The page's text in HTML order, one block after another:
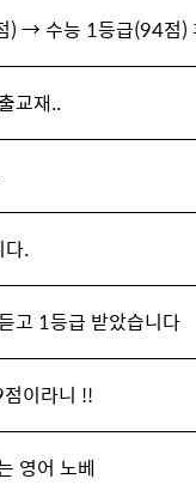
) → 수능 1등급(94점)
교재..
다.
고 1등급 받았습니다
이라니 !!
영어 노베